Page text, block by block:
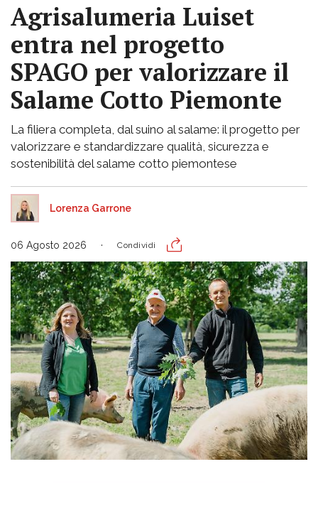
Agrisalumeria Luiset
entra nel progetto
SPAGO per valorizzare il
Salame Cotto Piemonte
La filiera completa, dal suino al salame: il progetto per
valorizzare e standardizzare qualità, sicurezza e
sostenibilità del salame cotto piemontese
Lorenza Garrone
06 Agosto 2026 Condividi